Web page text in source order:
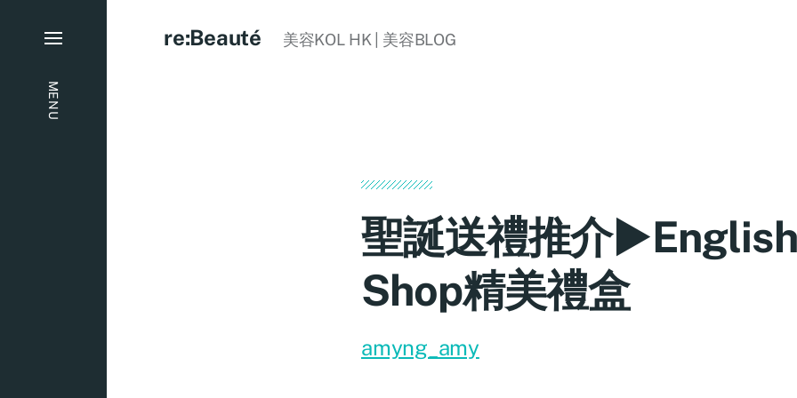
MENU
re:Beauté 美容KOL HK | 美容BLOG
聖誕送禮推介
Shop精美禮盒
amyng_amy